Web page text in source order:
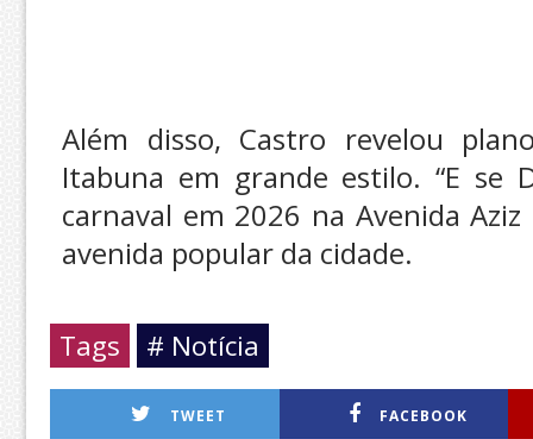
Além disso, Castro revelou
Itabuna em grande estilo. “E se
carnaval em 2026 na Avenida
avenida popular da cidade.
Tags # Notícia
TWEET FACEBOOK